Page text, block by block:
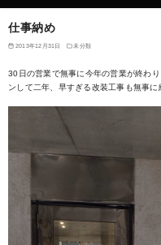
仕事納め
2013年12月31日 未分類
30日の営業で無事に今年の営業が終わ
ンして二年、早すぎる改装工事も無事に